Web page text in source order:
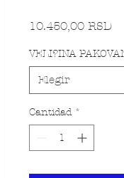
10.450,00 RSD
VELI?INA
Elegir
Cantidad *